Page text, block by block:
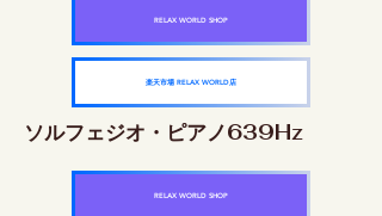
RELAX WORLD SHOP
楽天市場 RELAX WORLD店
ソルフェジオ・ピアノ639Hz
RELAX WORLD SHOP